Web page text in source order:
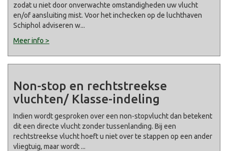
zodat u niet door onverwachte omstandigheden uw vlucht
en/of aansluiting mist. Voor het inchecken op de luchthaven
Schiphol adviseren w...
Meer info >
Non-stop en rechtstreekse
vluchten/ Klasse-indeling
Indien wordt gesproken over een non-stopvlucht dan betekent
dit een directe vlucht zonder tussenlanding. Bij een
rechtstreekse vlucht hoeft u niet over te stappen op een ander
vliegtuig, maar wordt ...